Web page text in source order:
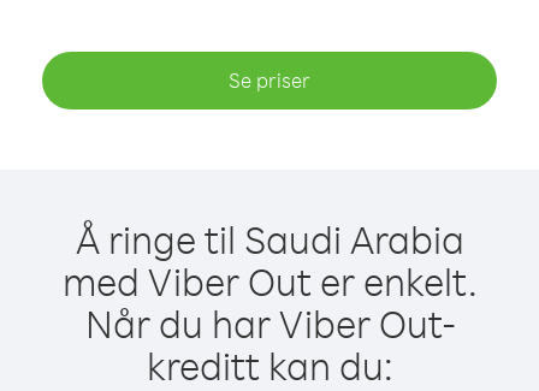
Se priser
Å ringe til Saudi Arabia
med Viber Out er enkelt.
Når du har Viber Out-
kreditt kan du: